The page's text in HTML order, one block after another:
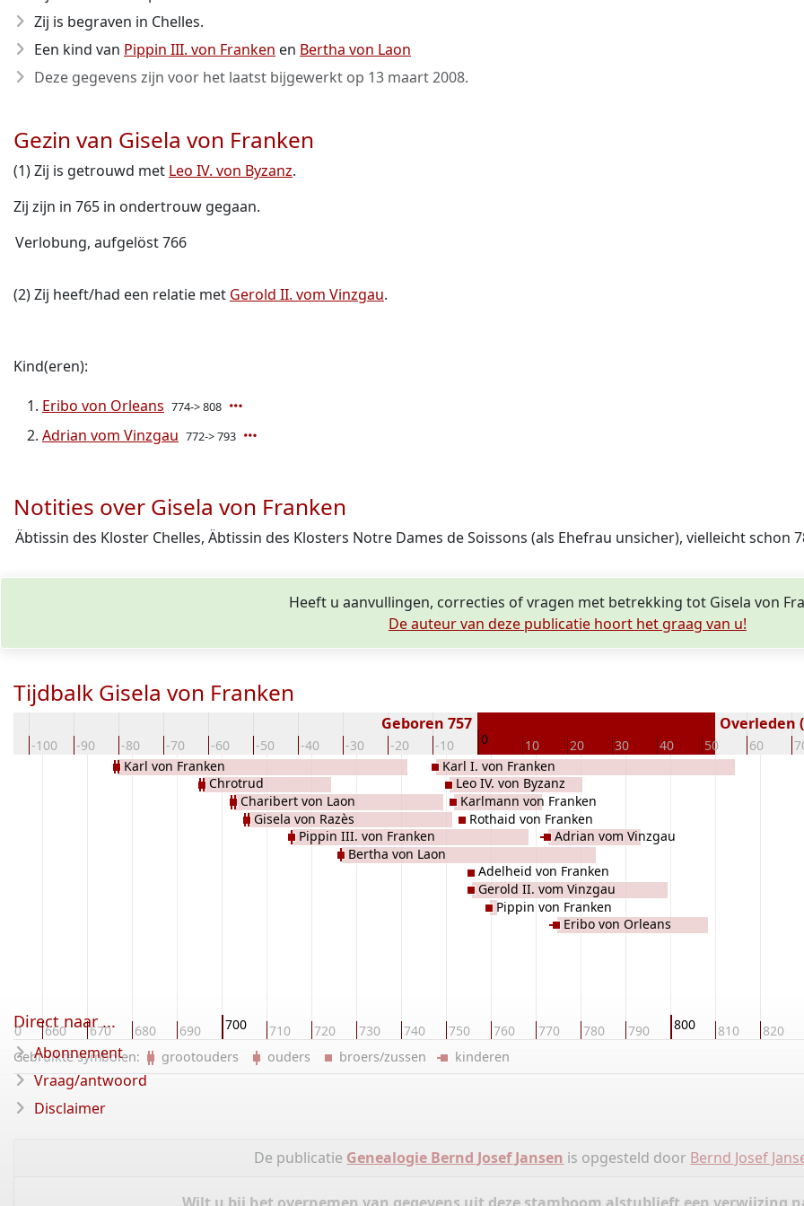
Zij is begraven in Chelles.
Een kind van Pippin III. von Franken en Bertha von Laon
Deze gegevens zijn voor het laatst bijgewerkt op 13 maart 2008.
Gezin van Gisela von Franken
(1) Zij is getrouwd met Leo IV. von Byzanz.
Zij zijn in 765 in ondertrouw gegaan.
Verlobung, aufgelöst 766
(2) Zij heeft/had een relatie met Gerold II. vom Vinzgau.
Kind(eren):
Eribo von Orleans 774-> 808
Adrian vom Vinzgau 772-> 793
Notities over Gisela von Franken
Äbtissin des Kloster Chelles, Äbtissin des Klosters Notre Dames de Soissons (als Ehefrau unsicher), vielleicht schon
Heeft u aanvullingen, correcties of vragen met betrekking tot Gisela von
De auteur van deze publicatie hoort het graag van u!
Tijdbalk Gisela von Franken
-100 -90 -80 -70 -60 -50 -40 -30 -20 -10 0 10 20 30 40 50 60
Geboren 757 Overleden
650 660 670 680 690 700 710 720 730 740 750 760 770 780 790 800 810 820
Karl von Franken
Chrotrud
Charibert von Laon
Gisela von Razès
Pippin III. von Franken
Bertha von Laon
Karl I. von Franken
Leo IV. von Byzanz
Karlmann von Franken
Rothaid von Franken
Adelheid von Franken
Gerold II. vom Vinzgau
Pippin von Franken
Adrian vom Vinzgau
Eribo von Orleans
Gebruikte symbolen: grootouders ouders broers/zussen kinderen
De publicatie Genealogie Bernd Josef Jansen is opgesteld door Bernd Josef
Direct naar ...
Abonnement
Vraag/antwoord
Disclaimer